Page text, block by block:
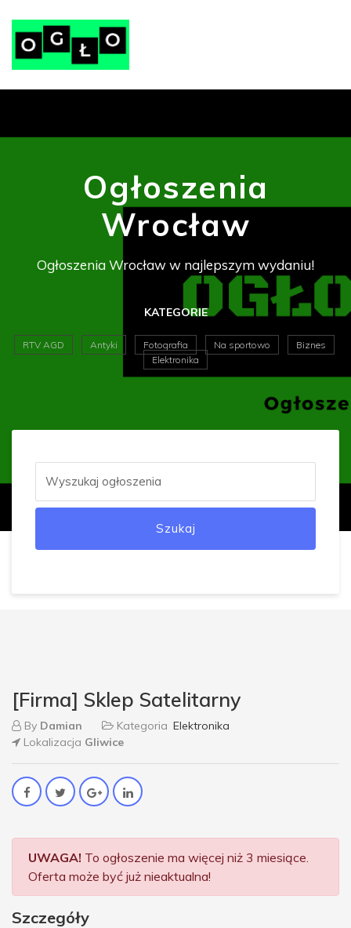
Ogłoszenia
Wrocław
Ogłoszenia Wrocław w najlepszym wydaniu!
KATEGORIE
RTV AGD Antyki Fotografia Na sportowo
Biznes
Elektronika
Szukaj
[Firma] Sklep Satelitarny
By Damian Kategoria Elektronika
Lokalizacja Gliwice
UWAGA! To ogłoszenie ma więcej niż 3 miesiące.
Oferta może być już nieaktualna!
Szczegóły